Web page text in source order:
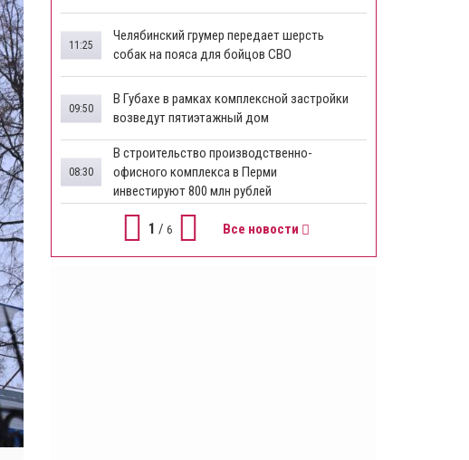
Челябинский грумер передает шерсть
собак на пояса для бойцов СВО
11:25
В Губахе в рамках комплексной застройки
возведут пятиэтажный дом
09:50
​В строительство производственно-
офисного комплекса в Перми
инвестируют 800 млн рублей
08:30
1 / 6 Все новости